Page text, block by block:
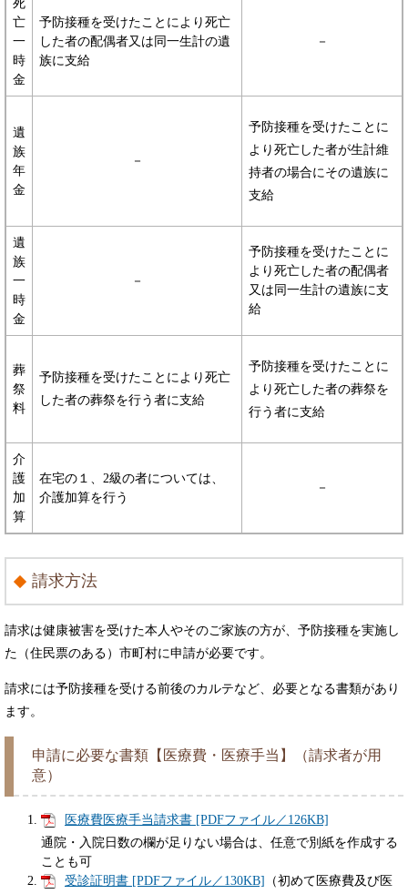
死
亡
一
時
金
予防接種を受けたことにより死亡
した者の配偶者又は同一生計の遺
族に支給
－
遺
族
年
金
－
予防接種を受けたことに
より死亡した者が生計維
持者の場合にその遺族に
支給
遺
族
一
時
金
－
予防接種を受けたことに
より死亡した者の配偶者
又は同一生計の遺族に支
給
葬
祭
料
予防接種を受けたことにより死亡
した者の葬祭を行う者に支給
予防接種を受けたことに
より死亡した者の葬祭を
行う者に支給
介
護
加
算
在宅の１、2級の者については、
介護加算を行う
－
請求方法
請求は健康被害を受けた本人やそのご家族の方が、予防接種を実施し
た（住民票のある）市町村に申請が必要です。
請求には予防接種を受ける前後のカルテなど、必要となる書類があり
ます。
申請に必要な書類【医療費・医療手当】（請求者が用
意）
医療費医療手当請求書 [PDFファイル／126KB]
通院・入院日数の欄が足りない場合は、任意で別紙を作成する
ことも可
受診証明書 [PDFファイル／130KB]
（初めて医療費及び医